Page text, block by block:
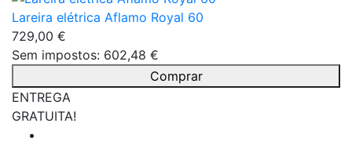
Lareira elétrica Aflamo Royal 60
729,00 €
Sem impostos: 602,48 €
Comprar
ENTREGA
GRATUITA!